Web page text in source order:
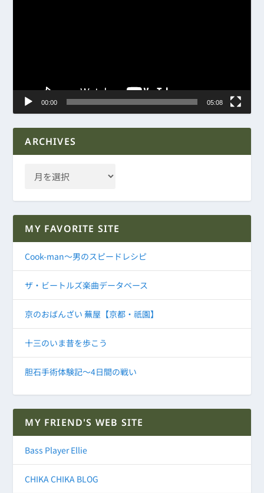
00:00 05:08
ARCHIVES
MY FAVORITE SITE
Cook-man～男のスピードレシピ
ザ・ビートルズ楽曲データベース
京のおばんざい 蕪屋【京都・祇園】
十三のいま昔を歩こう
胆石手術体験記～4日間の戦い
MY FRIEND'S WEB SITE
Bass Player Ellie
CHIKA CHIKA BLOG